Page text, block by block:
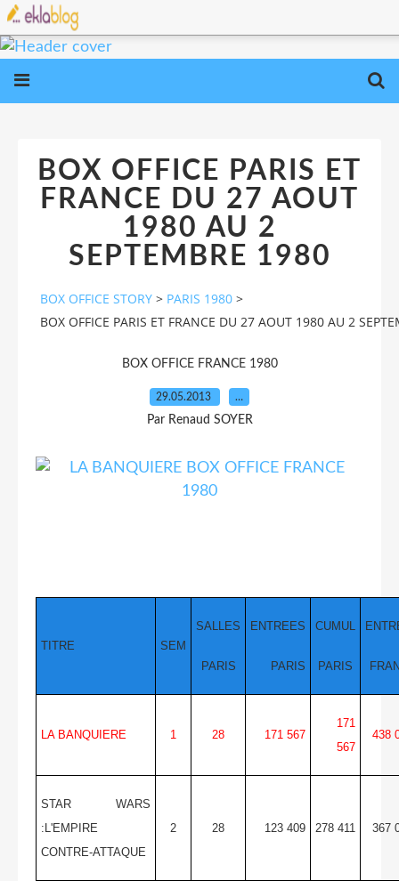
BOX OFFICE PARIS ET
FRANCE DU 27 AOUT
1980 AU 2
SEPTEMBRE 1980
BOX OFFICE STORY > PARIS 1980 >
BOX OFFICE PARIS ET FRANCE DU 27 AOUT 1980 AU 2
BOX OFFICE FRANCE 1980
29.05.2013 …
Par Renaud SOYER
TITRE SEM
SALLES
PARIS
ENTREES
PARIS
CUMUL
PARIS
LA BANQUIERE 1 28 171 567
171
567
438
STAR WARS
:L'EMPIRE
CONTRE-ATTAQUE
2 28 123 409 278 411 367